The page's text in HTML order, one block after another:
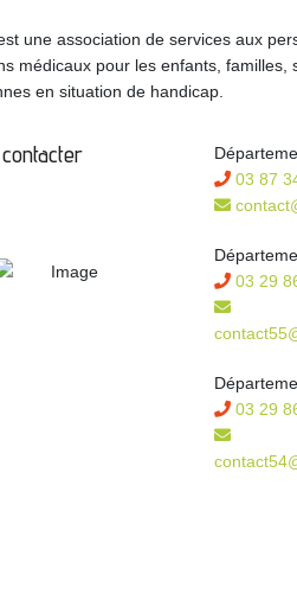
une association de services aux
médicaux pour les enfants, familles,
en situation de handicap.
03 87
03 29
03 29